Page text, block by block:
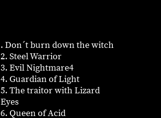
. Don´t burn down the witch
2. Steel Warrior
3. Evil Nightmare4
4. Guardian of Light
5. The traitor with Lizard
Eyes
6. Queen of Acid